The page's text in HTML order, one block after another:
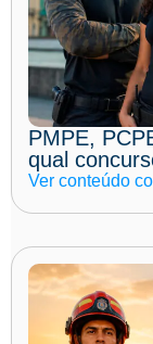
PMPE,
qual
Ver conteúdo